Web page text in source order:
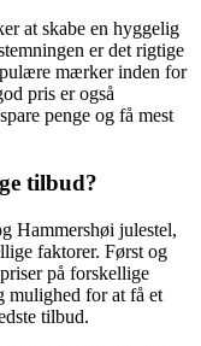
at skabe en hyggelig
er det rigtige
mærker inden for
pris er også
penge og få mest
tilbud?
Hammershøi julestel,
faktorer. Først og
på forskellige
mulighed for at få et
tilbud.